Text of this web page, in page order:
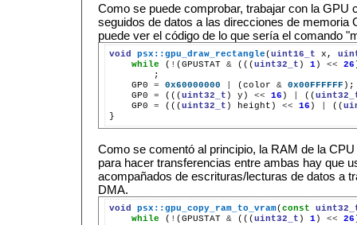
Como se puede comprobar, trabajar con la GPU
seguidos de datos a las direcciones de memoria
puede ver el código de lo que sería el comando
void psx::gpu_draw_rectangle(uint16_t x,
while
( ! (GPUSTAT & (((uint32_t ) 1) <<
26
GP0
= 0x60000000 (color & 0x00FFFFFF );
GP0
= (((uint32_t ) y) << 16 ) ((
GP0
= (((uint32_t ) height) << 16 ) ((
Como se comentó al principio, la RAM de la
para hacer transferencias entre ambas hay que
acompañados de escrituras/lecturas de datos a
DMA.
void psx::gpu_copy_ram_to_vram( const
while
( ! (GPUSTAT & ((( uint32_t ) 1) <<
26